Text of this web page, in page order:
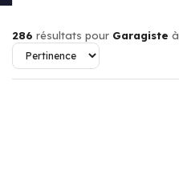
286 résultats pour Garagiste à